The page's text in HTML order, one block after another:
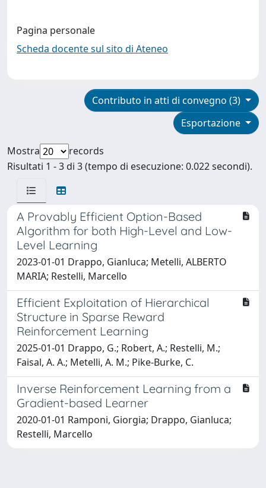
Pagina personale
Scheda docente sul sito di Ateneo
Contributo in atti di convegno (3)
Esportazione
Mostra
records
Risultati 1 - 3 di 3 (tempo di esecuzione: 0.022 secondi).
A Provably Efficient Option-Based
Algorithm for both High-Level and Low-
Level Learning
2023-01-01 Drappo, Gianluca; Metelli, ALBERTO
MARIA; Restelli, Marcello
Efficient Exploitation of Hierarchical
Structure in Sparse Reward
Reinforcement Learning
2025-01-01 Drappo, G.; Robert, A.; Restelli, M.;
Faisal, A. A.; Metelli, A. M.; Pike-Burke, C.
Inverse Reinforcement Learning from a
Gradient-based Learner
2020-01-01 Ramponi, Giorgia; Drappo, Gianluca;
Restelli, Marcello